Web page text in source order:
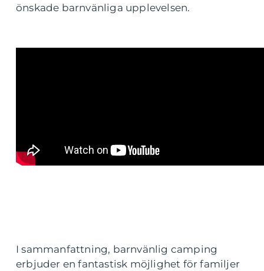
önskade barnvänliga upplevelsen.
I sammanfattning, barnvänlig camping
erbjuder en fantastisk möjlighet för familjer